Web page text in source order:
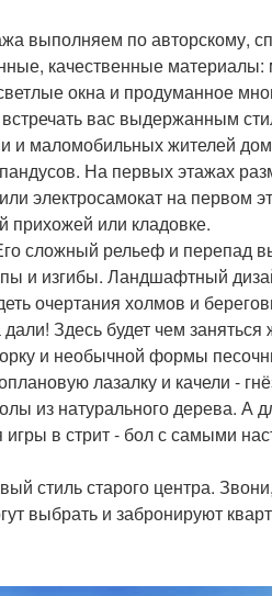
выполняем по авторскому,
качественные
окна и продуманное
встречать вас выдержанным
и маломобильных жителей
На первых этажах
электросамокат на
прихожей или кладовке.
сложный рельеф и перепад
и изгибы. Ландшафтный
очертания холмов и
Здесь будет чем
и необычной формы
лазалку и качели -
из натурального дерева. А
в стрит - бол с самыми
стиль старого центра.
выбрать и забронируют